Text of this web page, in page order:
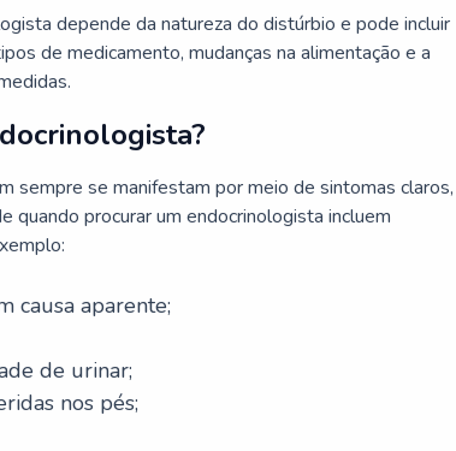
depende da natureza do distúrbio e pode incluir
de medicamento, mudanças na alimentação e a
sempre se manifestam por meio de sintomas claros,
quando procurar um endocrinologista incluem
causa aparente;
de urinar;
nos pés;